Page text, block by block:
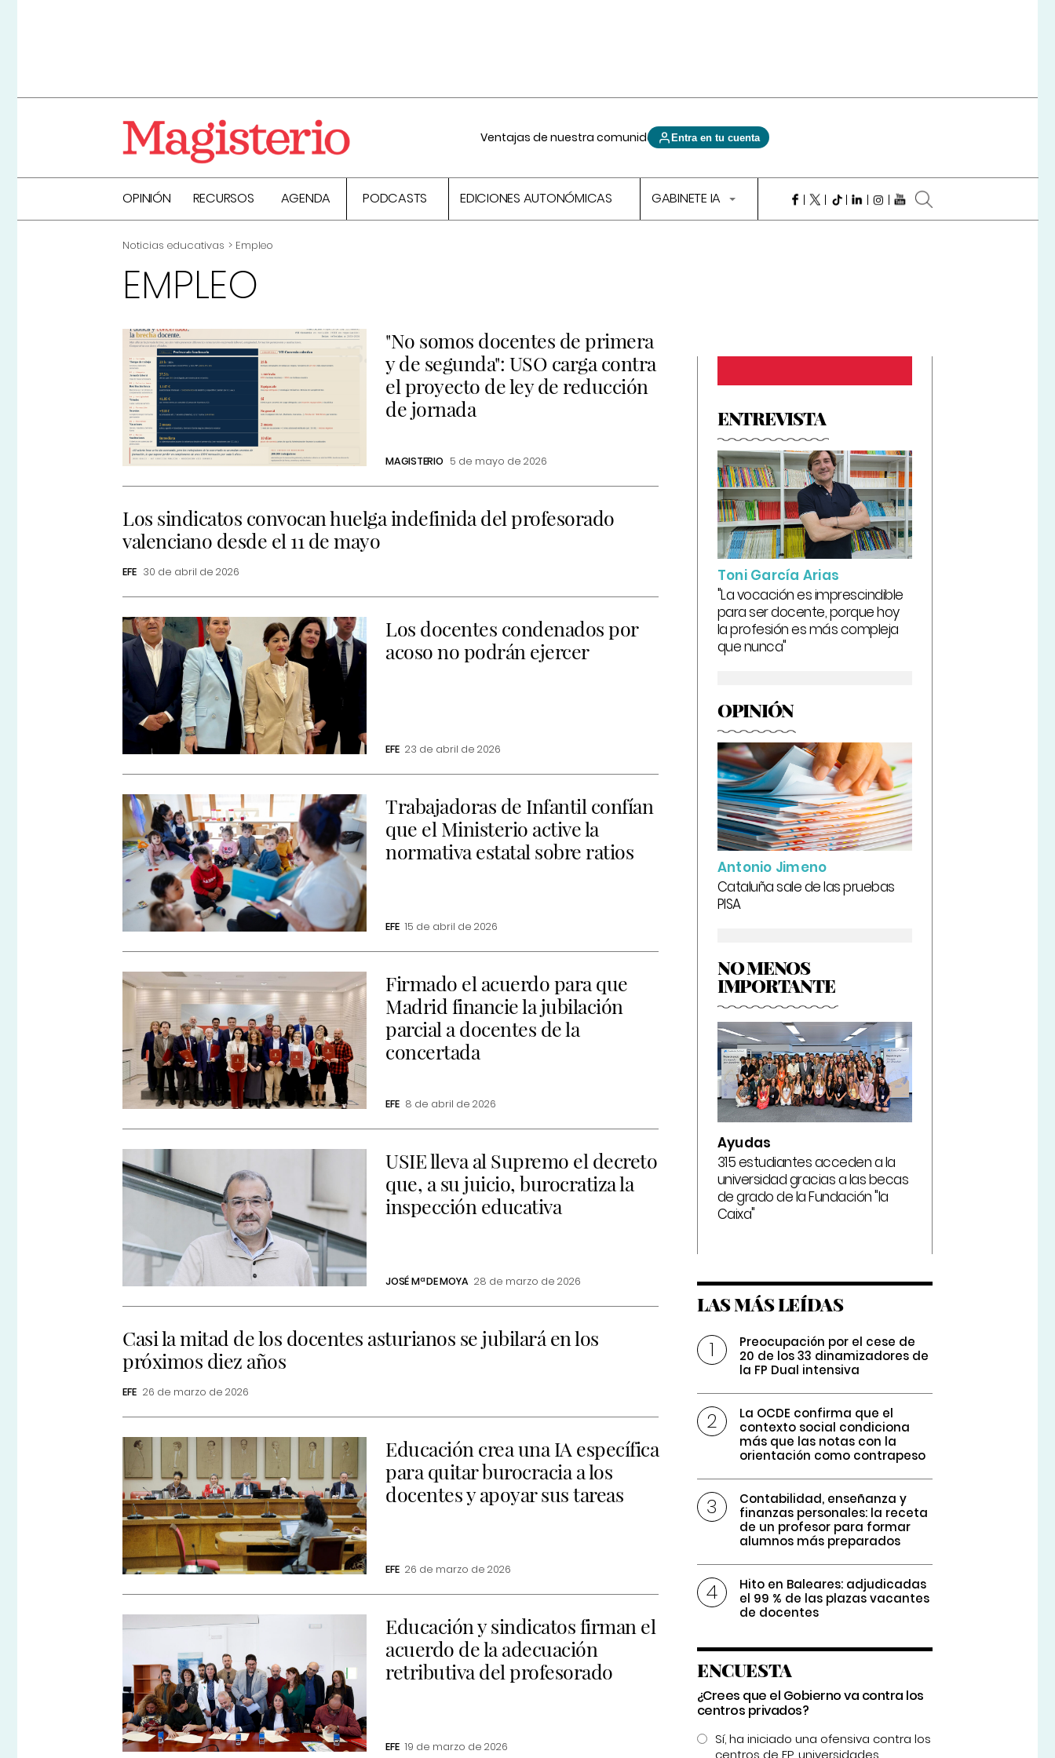
Ventajas de nuestra comunidad Entra en tu cuenta
OPINIÓN RECURSOS AGENDA PODCASTS EDICIONES AUTONÓMICAS GABINETE IA
Noticias educativas Empleo
EMPLEO
"No somos docentes de primera
y de segunda": USO carga contra
el proyecto de ley de reducción
de jornada
MAGISTERIO 5 de mayo de 2026
Los sindicatos convocan huelga indefinida del profesorado
valenciano desde el 11 de mayo
EFE 30 de abril de 2026
Los docentes condenados por
acoso no podrán ejercer
EFE 23 de abril de 2026
Trabajadoras de Infantil confían
que el Ministerio active la
normativa estatal sobre ratios
EFE 15 de abril de 2026
Firmado el acuerdo para que
Madrid financie la jubilación
parcial a docentes de la
concertada
EFE 8 de abril de 2026
USIE lleva al Supremo el decreto
que, a su juicio, burocratiza la
inspección educativa
JOSÉ Mª DE MOYA 28 de marzo de 2026
Casi la mitad de los docentes asturianos se jubilará en los
próximos diez años
EFE 26 de marzo de 2026
Educación crea una IA específica
para quitar burocracia a los
docentes y apoyar sus tareas
EFE 26 de marzo de 2026
Educación y sindicatos firman el
acuerdo de la adecuación
retributiva del profesorado
EFE 19 de marzo de 2026
ENTREVISTA
Toni García Arias
"La vocación es imprescindible
para ser docente, porque hoy
la profesión es más compleja
que nunca"
OPINIÓN
Antonio Jimeno
Cataluña sale de las pruebas
PISA
NO MENOS
IMPORTANTE
Ayudas
315 estudiantes acceden a la
universidad gracias a las becas
de grado de la Fundación "la
Caixa"
LAS MÁS LEÍDAS
Preocupación por el cese de
20 de los 33 dinamizadores de
la FP Dual intensiva
La OCDE confirma que el
contexto social condiciona
más que las notas con la
orientación como contrapeso
Contabilidad, enseñanza y
finanzas personales: la receta
de un profesor para formar
alumnos más preparados
Hito en Baleares: adjudicadas
el 99 % de las plazas vacantes
de docentes
ENCUESTA
¿Crees que el Gobierno va contra los
centros privados?
Sí, ha iniciado una ofensiva contra los
centros de FP, universidades...